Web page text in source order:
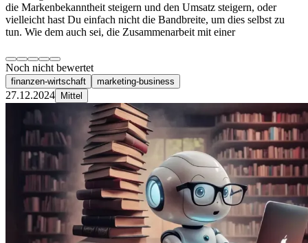
die Markenbekanntheit steigern und den Umsatz steigern, oder
vielleicht hast Du einfach nicht die Bandbreite, um dies selbst zu
tun. Wie dem auch sei, die Zusammenarbeit mit einer
Noch nicht bewertet
finanzen-wirtschaft marketing-business
27.12.2024 Mittel